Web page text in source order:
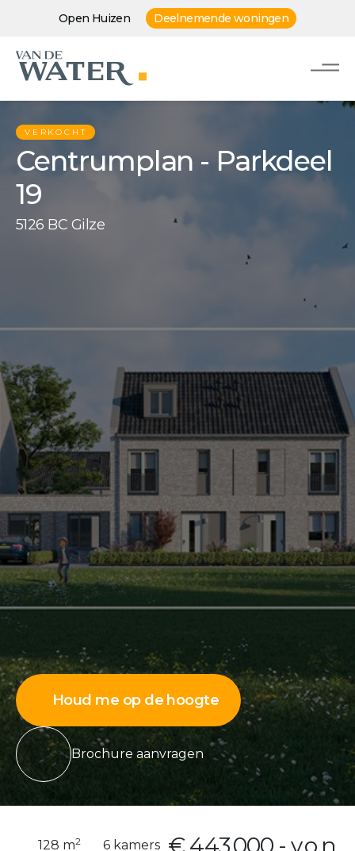
Open Huizen Deelnemende woningen
VERKOCHT
Centrumplan - Parkdeel
19
5126 BC Gilze
Houd me op de hoogte
Brochure aanvragen
128 m2 6 kamers € 443.000,- v.o.n.